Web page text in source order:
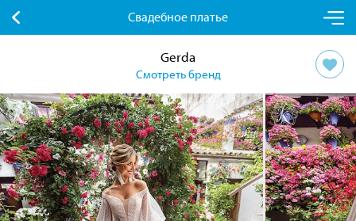
Свадебное платье
Gerda
Смотреть бренд